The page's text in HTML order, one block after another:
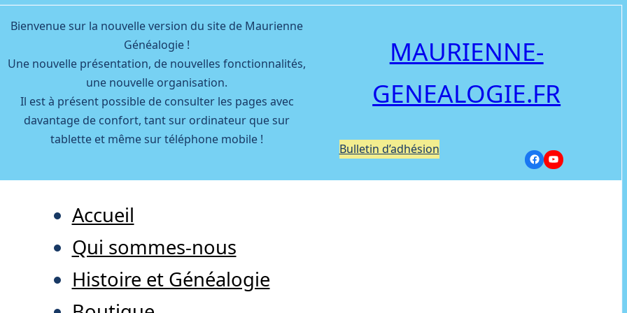
Bienvenue sur la nouvelle version du site de Maurienne
Généalogie !
Une nouvelle présentation, de nouvelles fonctionnalités,
une nouvelle organisation.
Il est à présent possible de consulter les pages avec
davantage de confort, tant sur ordinateur que sur
tablette et même sur téléphone mobile !
MAURIENNE-
GENEALOGIE.FR
Bulletin d’adhésion
Accueil
Qui sommes-nous
Histoire et Généalogie